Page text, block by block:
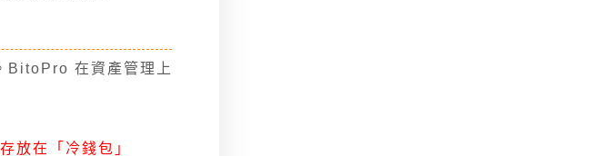
BitoPro 在資產管理上
放在「冷錢包」